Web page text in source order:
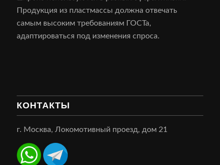
Продукция из пластмассы должна отвечать
самым высоким требованиям ГОСТа,
адаптироваться под изменения спроса.
КОНТАКТЫ
г. Москва, Локомотивный проезд, дом 21